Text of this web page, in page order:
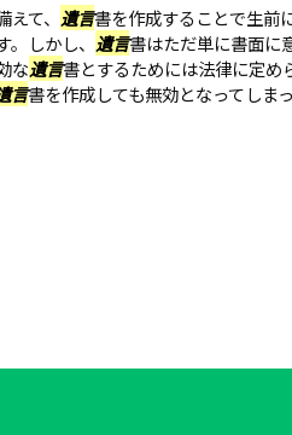
て、 遺言書を作成することで生前
しかし、 遺言書はただ単に書面に
な遺言書とするためには法律に定め
言書を作成しても無効となってしまっ